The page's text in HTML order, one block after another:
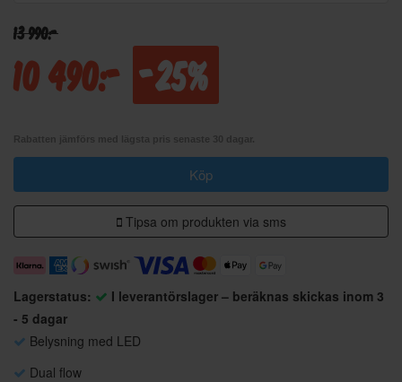
13 990:-
10 490:- -25%
Köp
Tipsa om produkten via sms
Lagerstatus:
I leverantörslager – beräknas skickas inom 3
- 5 dagar
Belysning med LED
Dual flow